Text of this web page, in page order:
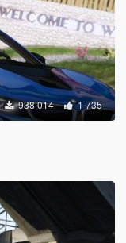
938 014 1 735